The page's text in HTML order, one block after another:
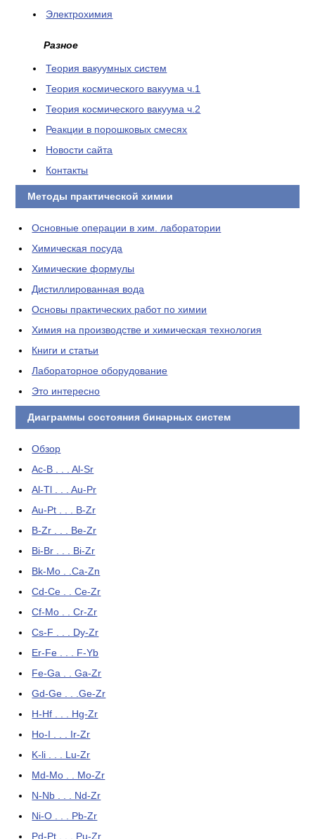
Электрохимия
Разное
Теория вакуумных систем
Теория космического вакуума ч.1
Теория космического вакуума ч.2
Реакции в порошковых смесях
Новости сайта
Контакты
Методы практической химии
Основные операции в хим. лаборатории
Химическая посуда
Химические формулы
Дистиллированная вода
Основы практических работ по химии
Химия на производстве и химическая технология
Книги и статьи
Лабораторное оборудование
Это интересно
Диаграммы состояния бинарных систем
Обзор
Ac-B . . . Al-Sr
Al-Tl . . . Au-Pr
Au-Pt . . . B-Zr
B-Zr . . . Be-Zr
Bi-Br . . . Bi-Zr
Bk-Mo . .Ca-Zn
Cd-Ce . . Ce-Zr
Cf-Mo . . Cr-Zr
Cs-F . . . Dy-Zr
Er-Fe . . . F-Yb
Fe-Ga . . Ga-Zr
Gd-Ge . . .Ge-Zr
H-Hf . . . Hg-Zr
Ho-I . . . Ir-Zr
K-li . . . Lu-Zr
Md-Mo . . Mo-Zr
N-Nb . . . Nd-Zr
Ni-O . . . Pb-Zr
Pd-Pt . . . Pu-Zr